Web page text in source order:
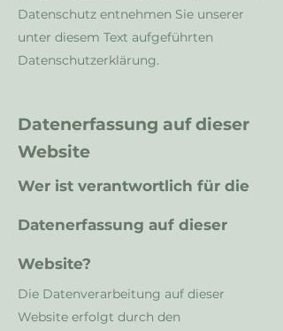
Datenschutz entnehmen Sie unserer
unter diesem Text aufgeführten
Datenschutzerklärung.
Datenerfassung auf dieser
Website
Wer ist verantwortlich für die
Datenerfassung auf dieser
Website?
Die Datenverarbeitung auf dieser
Website erfolgt durch den